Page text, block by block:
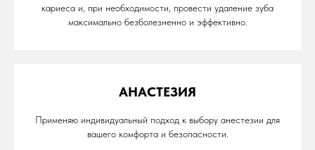
кариеса и, при необходимости, провести удаление зуба
максимально безболезненно и эффективно.
АНАСТЕЗИЯ
Применяю индивидуальный подход к выбору анестезии для
вашего комфорта и безопасности.